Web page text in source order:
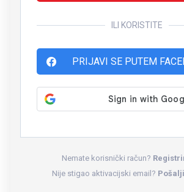
ILI KORISTITE
PRIJAVI SE PUTEM
Nemate korisnički račun?
Nije stigao aktivacijski email?